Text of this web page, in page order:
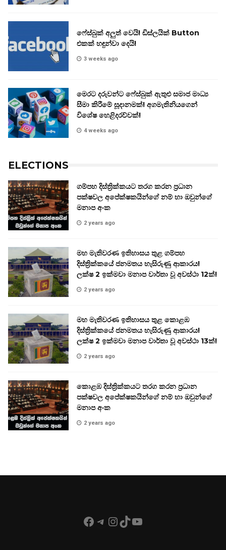
ෆේස්බුක් අලුත් වෙයි! ඩිස්ලයික් Button
එකක් හඳුන්වා දෙයි!
3 weeks ago
මෙරට දරුවන්ට ෆේස්බුක් ඇතුළු සමාජ මාධ්‍ය
සීමා කිරීමේ සූදානමක්! අගමැතිනියගෙන්
විශේෂ හෙළිදරව්වක්!
4 weeks ago
ELECTIONS
ගම්පහ දිස්ත්‍රික්කයට තරග කරන ප්‍රධාන
පක්ෂවල අපේක්ෂකයින්ගේ නම් හා ඔවුන්ගේ
මනාප අංක
2 years ago
මහ මැතිවරණ ඉතිහාසය තුළ ගම්පහ
දිස්ත්‍රික්කයේ ජනමතය හැසිරුණු ආකාරය!
ලක්ෂ 2 ඉක්මවා මනාප වාර්තා වූ අවස්ථා 12ක්!
2 years ago
මහ මැතිවරණ ඉතිහාසය තුළ කොළඹ
දිස්ත්‍රික්කයේ ජනමතය හැසිරුණු ආකාරය!
ලක්ෂ 2 ඉක්මවා මනාප වාර්තා වූ අවස්ථා 13ක්!
2 years ago
කොළඹ දිස්ත්‍රික්කයට තරග කරන ප්‍රධාන
පක්ෂවල අපේක්ෂකයින්ගේ නම් හා ඔවුන්ගේ
මනාප අංක
2 years ago
Facebook
Telegram
Instagram
TikTok
YouTube